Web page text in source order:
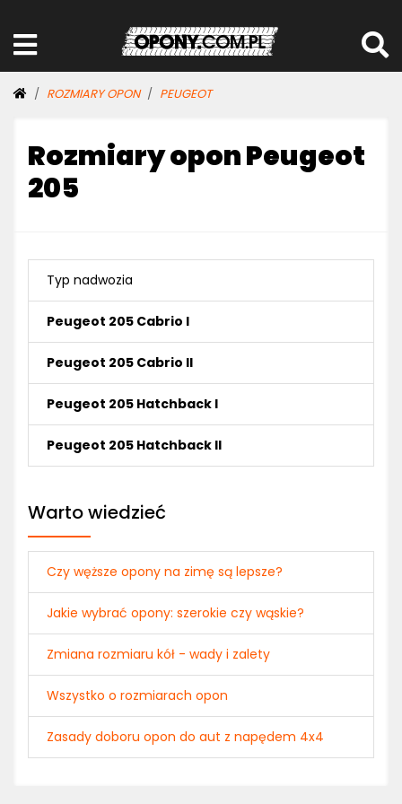
ROZMIARY OPON PEUGEOT
Rozmiary opon Peugeot
205
Typ nadwozia
Peugeot 205 Cabrio I
Peugeot 205 Cabrio II
Peugeot 205 Hatchback I
Peugeot 205 Hatchback II
Warto wiedzieć
Czy węższe opony na zimę są lepsze?
Jakie wybrać opony: szerokie czy wąskie?
Zmiana rozmiaru kół - wady i zalety
Wszystko o rozmiarach opon
Zasady doboru opon do aut z napędem 4x4